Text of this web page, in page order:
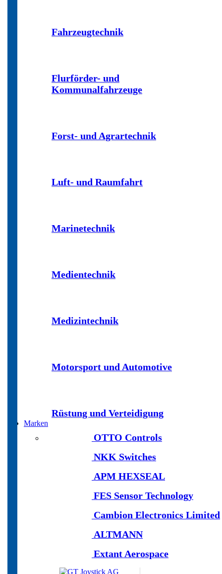
Fahrzeugtechnik
Flurförder- und
Kommunalfahrzeuge
Forst- und Agrartechnik
Luft- und Raumfahrt
Marinetechnik
Medientechnik
Medizintechnik
Motorsport und Automotive
Rüstung und Verteidigung
Marken
OTTO Controls
NKK Switches
APM HEXSEAL
FES Sensor Technology
Cambion Electronics Limited
ALTMANN
Extant Aerospace